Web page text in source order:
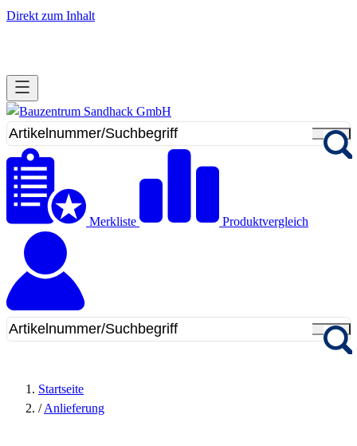
Direkt zum Inhalt
Merkliste Produktvergleich
Startseite
/ Anlieferung